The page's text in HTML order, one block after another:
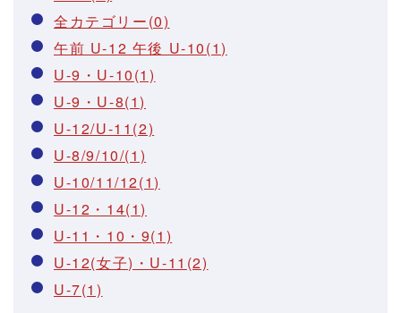
全カテゴリー(0)
午前 U-12 午後 U-10(1)
U-9・U-10(1)
U-9・U-8(1)
U-12/U-11(2)
U-8/9/10/(1)
U-10/11/12(1)
U-12・14(1)
U-11・10・9(1)
U-12(女子)・U-11(2)
U-7(1)